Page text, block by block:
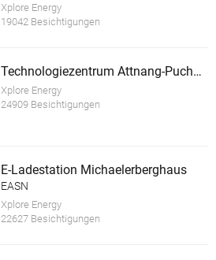
Xplore Energy
19042 Besichtigungen
Technologiezentrum Attnang-Puchheim
Xplore Energy
24909 Besichtigungen
E-Ladestation Michaelerberghaus
EASN
Xplore Energy
22627 Besichtigungen